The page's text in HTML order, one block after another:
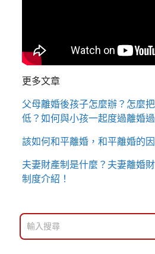
更多文章
父母離婚後孩子怎麼辦？怎麼
低？如何與小孩一起度過離婚
該如何和平離婚，和平離婚的
夫妻財產制是什麼？夫妻離婚
制度介紹！